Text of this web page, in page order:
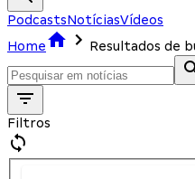
PodcastsNotíciasVídeos
Home
Resultados de
Filtros